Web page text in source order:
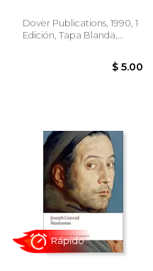
$ 4.89
Dover Publications, 1990, 1
Edición, Tapa Blanda,